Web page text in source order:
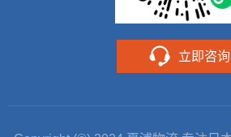
立即咨询